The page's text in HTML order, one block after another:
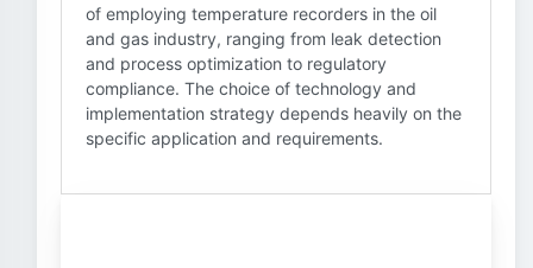
of employing temperature recorders in the oil
and gas industry, ranging from leak detection
and process optimization to regulatory
compliance. The choice of technology and
implementation strategy depends heavily on the
specific application and requirements.